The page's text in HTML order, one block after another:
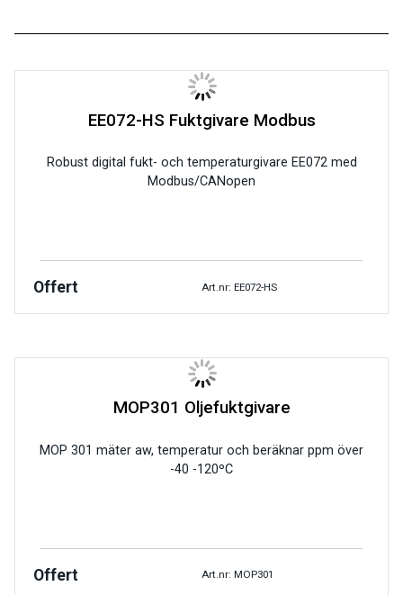
EE072-HS Fuktgivare Modbus
Robust digital fukt- och temperaturgivare EE072 med
Modbus/CANopen
Offert Art.nr: EE072-HS
MOP301 Oljefuktgivare
MOP 301 mäter aw, temperatur och beräknar ppm över
-40 -120ºC
Offert Art.nr: MOP301